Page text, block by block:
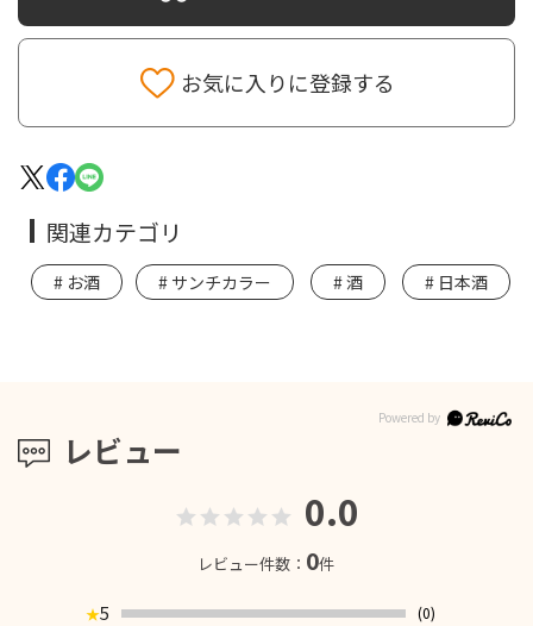
お気に入りに登録する
レビュー
0.0
レビュー件数： 0件
★5
(0)
関連カテゴリ
お酒 サンチカラー 酒 日本酒